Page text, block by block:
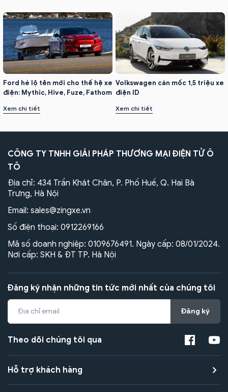
Ford hé lộ tên mới cho thế hệ xe
điện: Mythic, Hive, Fuze, Fathom
Xem chi tiết
Volkswagen cán mốc 1,5 triệu xe
điện ID
Xem chi tiết
CÔNG TY TNHH GIẢI PHÁP THƯƠNG MẠI ĐIỆN TỬ Ô
TÔ
Địa chỉ: 434 Trần Khát Chân, P. Phố Huế, Q. Hai Bà
Trưng, Hà Nội
Email: sales@zingxe.vn
Số điện thoại: 0912269166
Mã số doanh nghiệp: 0109676491. Ngày cấp: 08/01/2024.
Nơi cấp: SKH & ĐT TP. Hà Nội
Đăng ký nhận những tin tức mới nhất của chúng tôi
Đăng ký
Theo dõi chúng tôi qua
Hỗ trợ khách hàng